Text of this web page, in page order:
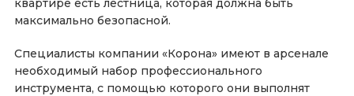
квартире есть лестница, которая должна быть
максимально безопасной.
Специалисты компании «Корона» имеют в арсенале
необходимый набор профессионального
инструмента, с помощью которого они выполнят